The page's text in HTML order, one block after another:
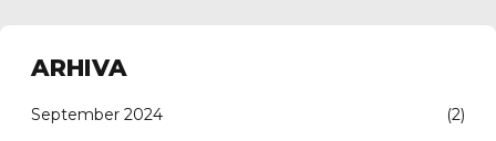
ARHIVA
September 2024 (2)